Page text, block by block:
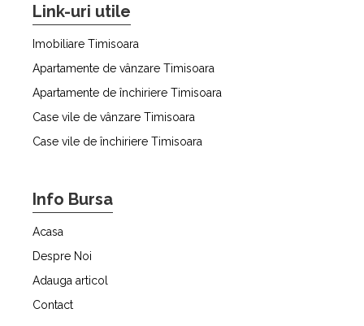
Link-uri utile
Imobiliare Timisoara
Apartamente de vânzare Timisoara
Apartamente de închiriere Timisoara
Case vile de vânzare Timisoara
Case vile de închiriere Timisoara
Info Bursa
Acasa
Despre Noi
Adauga articol
Contact